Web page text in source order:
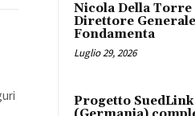
Nicola Della
Direttore
Fondamenta
Luglio 29, 2026
Progetto SuedLink